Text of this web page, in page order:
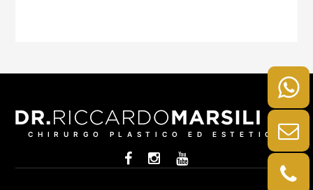
CHIRURGO PLASTICO ED ESTETICO